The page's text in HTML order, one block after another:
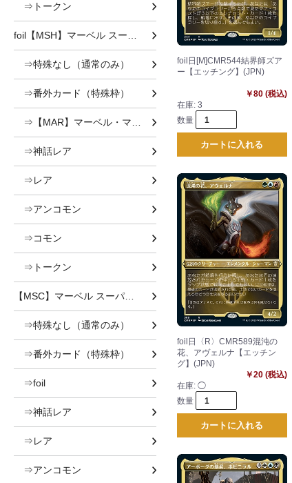
⇒トークン
⇒特殊なし（通常のみ）
⇒番外カード（特殊枠）
⇒神話レア
⇒レア
⇒アンコモン
⇒コモン
⇒トークン
⇒特殊なし（通常のみ）
⇒番外カード（特殊枠）
⇒foil
⇒神話レア
⇒レア
⇒アンコモン
foil日[M]CMR544結界師ズア
ー【エッチング】(JPN)
￥80 (税込)
在庫: 3
数量
カートに入れる
foil日〈R〉CMR589混沌の
花、アヴェルナ【エッチン
グ】(JPN)
￥20 (税込)
在庫: ◯
数量
カートに入れる